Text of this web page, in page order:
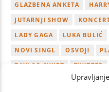
GLAZBENA ANKETA
JUTARNJI SHOW
LADY GAGA
LUKA BULIĆ
NOVI SINGL
OSVOJI
TAYLOR SWIFT
TWITTER